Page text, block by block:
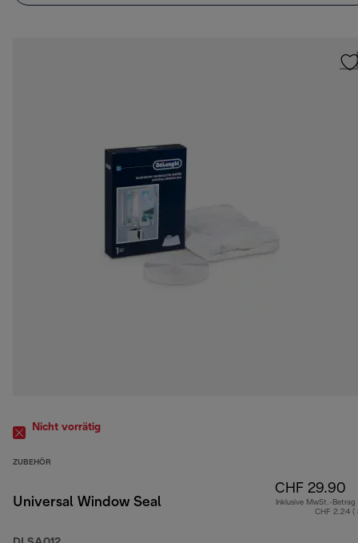
Nicht vorrätig
ZUBEHÖR
Universal Window Seal
CHF 29.90
Inklusive MwSt.-Betrag
CHF 2.24 (